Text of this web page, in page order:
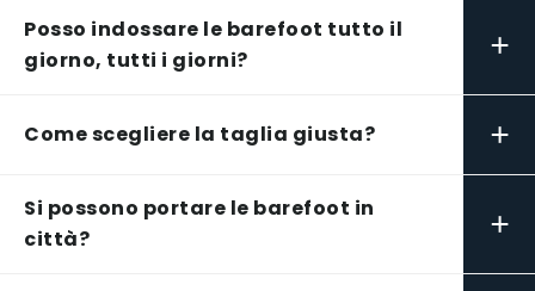
Posso indossare le barefoot tutto il
giorno, tutti i giorni?
+
Come scegliere la taglia giusta? +
Si possono portare le barefoot in
città?
+